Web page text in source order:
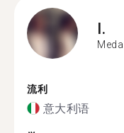
I.
Meda
流利
意大利语